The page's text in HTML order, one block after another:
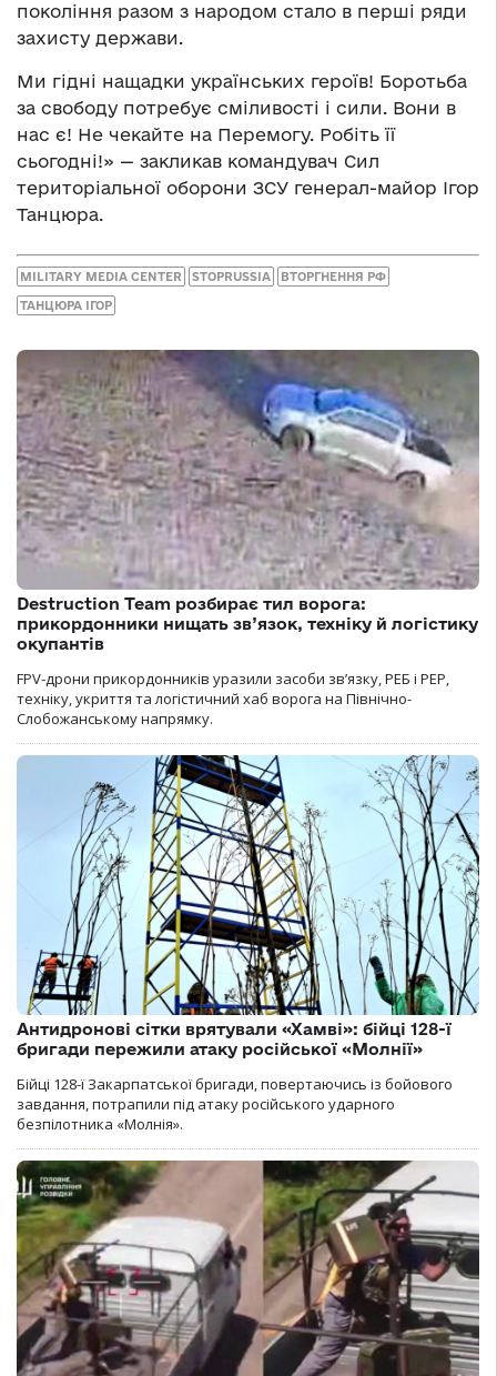
покоління разом з народом стало в перші ряди
захисту держави.
Ми гідні нащадки українських героїв! Боротьба
за свободу потребує сміливості і сили. Вони в
нас є! Не чекайте на Перемогу. Робіть її
сьогодні!» — закликав командувач Сил
територіальної оборони ЗСУ генерал-майор Ігор
Танцюра.
MILITARY MEDIA CENTER STOPRUSSIA ВТОРГНЕННЯ РФ
ТАНЦЮРА ІГОР
Destruction Team розбирає тил ворога:
прикордонники нищать зв’язок, техніку й логістику
окупантів
FPV-дрони прикордонників уразили засоби зв’язку, РЕБ і РЕР,
техніку, укриття та логістичний хаб ворога на Північно-
Слобожанському напрямку.
Антидронові сітки врятували «Хамві»: бійці 128-ї
бригади пережили атаку російської «Молнії»
Бійці 128-ї Закарпатської бригади, повертаючись із бойового
завдання, потрапили під атаку російського ударного
безпілотника «Молнія».